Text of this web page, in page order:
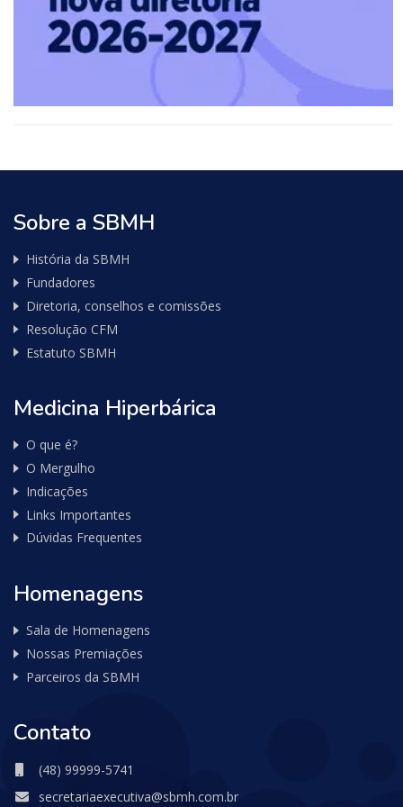
Sobre a SBMH
História da SBMH
Fundadores
Diretoria, conselhos e comissões
Resolução CFM
Estatuto SBMH
Medicina Hiperbárica
O que é?
O Mergulho
Indicações
Links Importantes
Dúvidas Frequentes
Homenagens
Sala de Homenagens
Nossas Premiações
Parceiros da SBMH
Contato
(48) 99999-5741
secretariaexecutiva@sbmh.com.br